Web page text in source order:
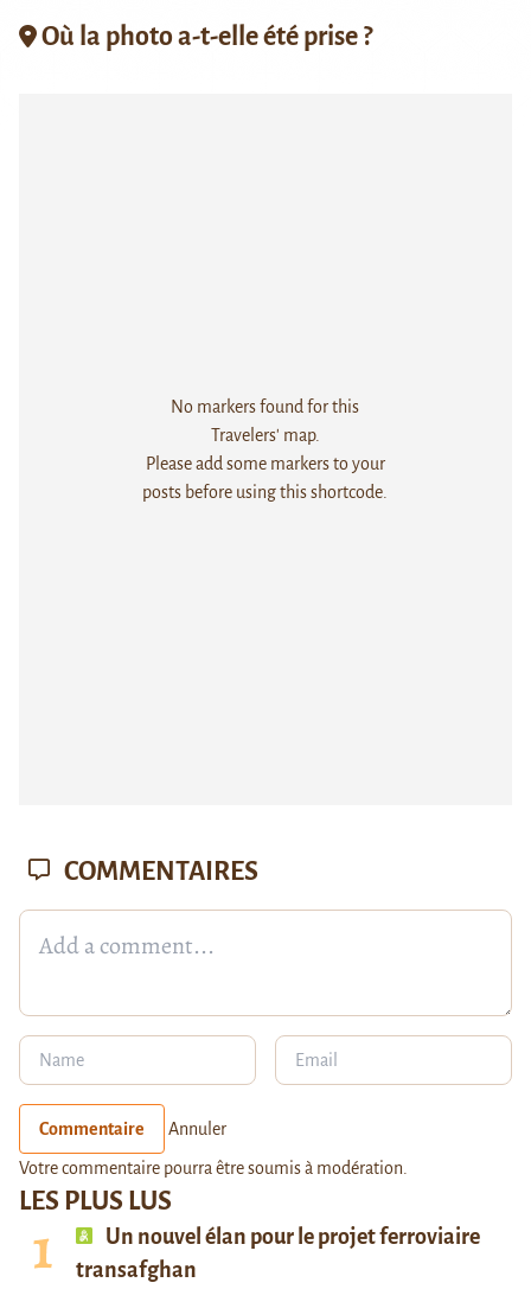
Où la photo a-t-elle été prise ?
No markers found for this
Travelers' map.
Please add some markers to your
posts before using this shortcode.
LES PLUS LUS
Un nouvel élan pour le projet ferroviaire
transafghan
COMMENTAIRES
Commentaire Annuler
Votre commentaire pourra être soumis à modération.